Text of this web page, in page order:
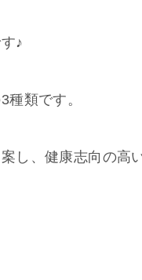
♪
種類です。
し、健康志向の高